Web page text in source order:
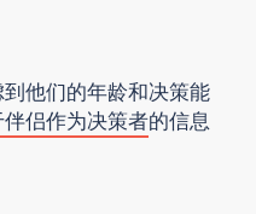
他们的年龄和决策能
侣作为决策者的信息